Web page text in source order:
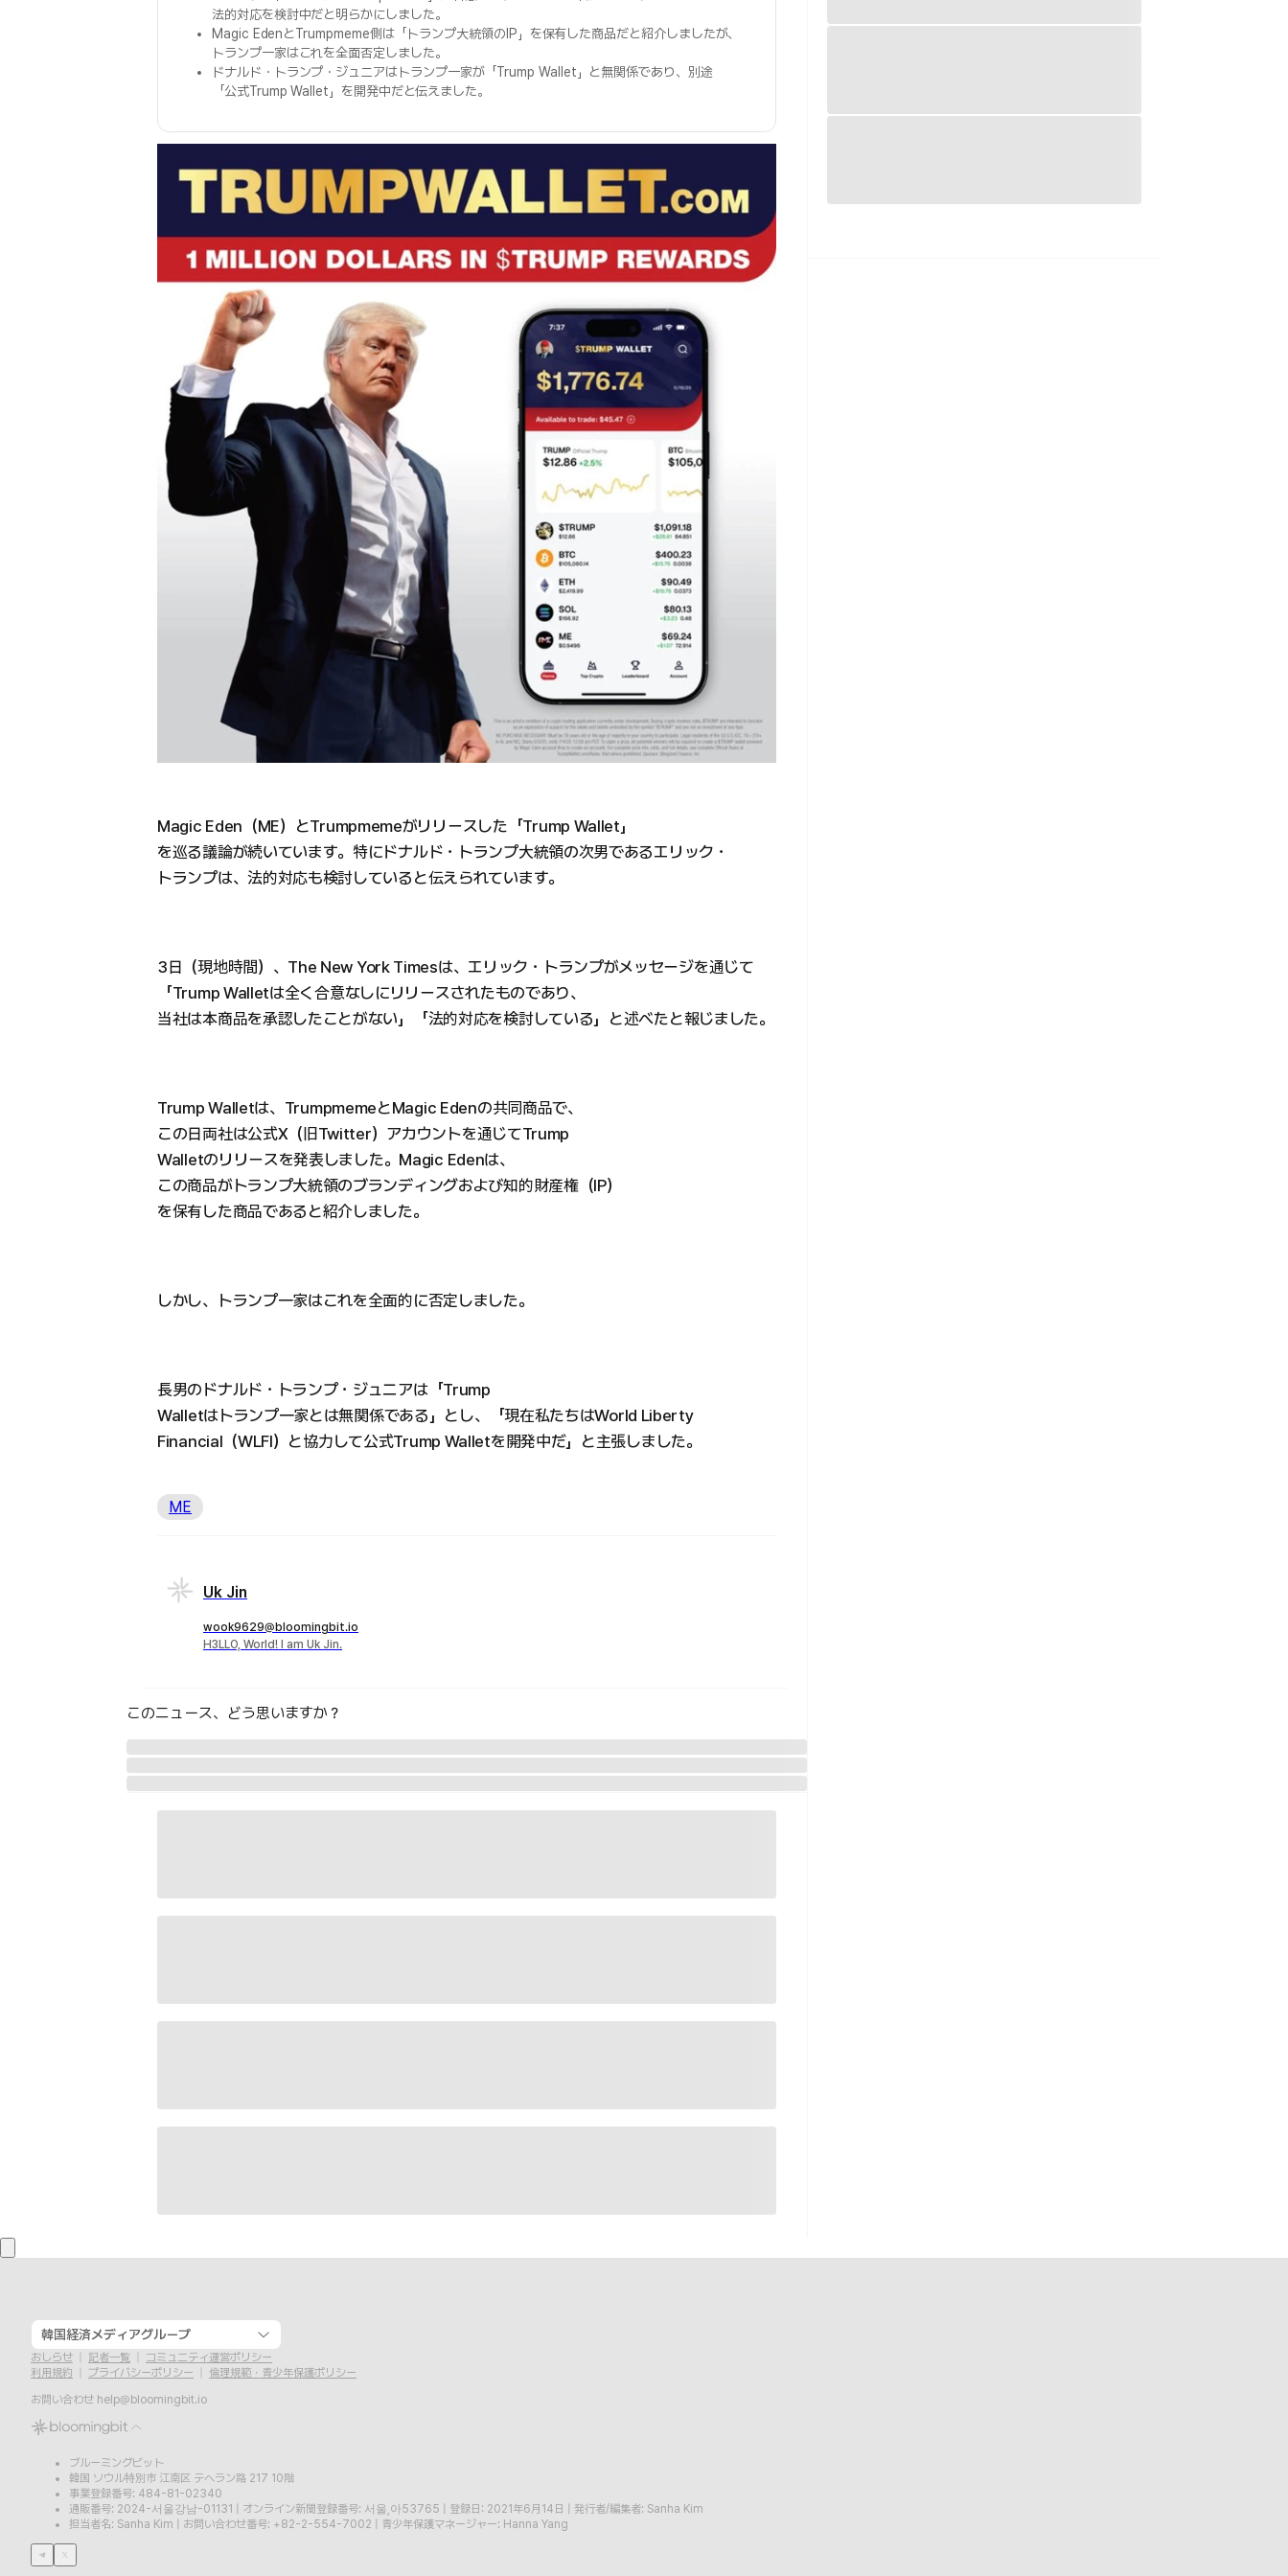
法的対応を検討中だと明らかにしました。
Magic EdenとTrumpmeme側は「トランプ大統領のIP」を保有した商品だと紹介しましたが、
トランプ一家はこれを全面否定しました。
ドナルド・トランプ・ジュニアはトランプ一家が「Trump Wallet」と無関係であり、別途
「公式Trump Wallet」を開発中だと伝えました。
Magic Eden（ME）とTrumpmemeがリリースした「Trump Wallet」
を巡る議論が続いています。特にドナルド・トランプ大統領の次男であるエリック・
トランプは、法的対応も検討していると伝えられています。
3日（現地時間）、The New York Timesは、エリック・トランプがメッセージを通じて
「Trump Walletは全く合意なしにリリースされたものであり、
当社は本商品を承認したことがない」「法的対応を検討している」と述べたと報じました。
Trump Walletは、TrumpmemeとMagic Edenの共同商品で、
この日両社は公式X（旧Twitter）アカウントを通じてTrump
Walletのリリースを発表しました。Magic Edenは、
この商品がトランプ大統領のブランディングおよび知的財産権（IP）
を保有した商品であると紹介しました。
しかし、トランプ一家はこれを全面的に否定しました。
長男のドナルド・トランプ・ジュニアは「Trump
Walletはトランプ一家とは無関係である」とし、「現在私たちはWorld Liberty
Financial（WLFI）と協力して公式Trump Walletを開発中だ」と主張しました。
ME
Uk Jin
wook9629@bloomingbit.io
H3LLO, World! I am Uk Jin.
このニュース、どう思いますか？
韓国経済メディアグループ
おしらせ 記者一覧
コミュニティ運営ポリシー
利用規約
プライバシーポリシー
倫理規範・青少年保護ポリシー
お問い合わせ help@bloomingbit.io
ブルーミングビット
韓国 ソウル特別市 江南区 テヘラン路 217 10階
事業登録番号: 484-81-02340
通販番号: 2024-서울강남-01131
オンライン新聞登録番号: 서울,아53765 登録日: 2021年6月14日
発行者/編集者: Sanha Kim
担当者名: Sanha Kim
お問い合わせ番号: +82-2-554-7002 青少年保護マネージャー: Hanna Yang